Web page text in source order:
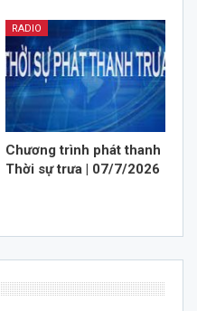
RADIO
Chương trình phát thanh
Thời sự trưa | 07/7/2026